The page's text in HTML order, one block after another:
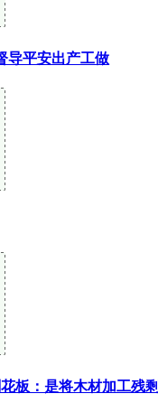
导平安出产工做
板：是将木材加工残剩